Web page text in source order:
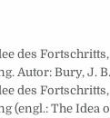
des
Autor: Bury, J.
des
(engl.: The Idea